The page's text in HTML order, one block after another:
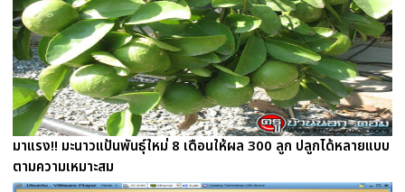
มาแรง!! มะนาวแป้นพันธุ์ใหม่ 8 เดือนให้ผล 300 ลูก ปลูกได้หลายแบบ
ตามความเหมาะสม